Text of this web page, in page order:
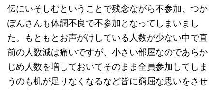
伝にいそしむということで残念ながら不参加、つか
ぽんさんも体調不良で不参加となってしまいまし
た。もともとお声がけしている人数が少ない中で直
前の人数減は痛いですが、小さい部屋なのであらか
じめ人数を増しておいてそのまま全員参加してしま
うのも机が足りなくなるなど皆に窮屈な思いをさせ